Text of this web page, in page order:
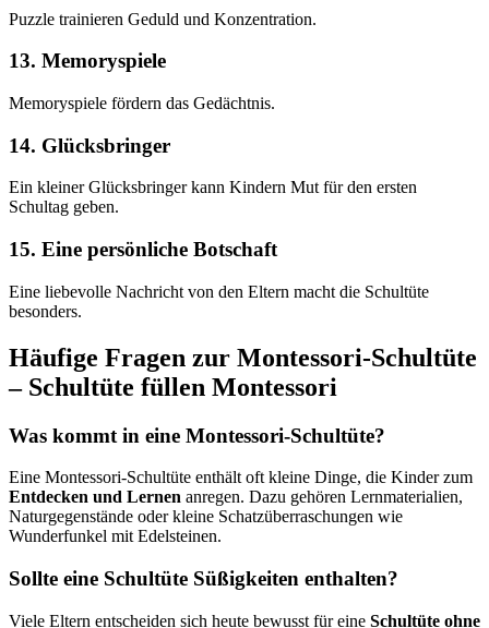
Puzzle trainieren Geduld und Konzentration.
13. Memoryspiele
Memoryspiele fördern das Gedächtnis.
14. Glücksbringer
Ein kleiner Glücksbringer kann Kindern Mut für den ersten
Schultag geben.
15. Eine persönliche Botschaft
Eine liebevolle Nachricht von den Eltern macht die Schultüte
besonders.
Häufige Fragen zur Montessori-Schultüte
– Schultüte füllen Montessori
Was kommt in eine Montessori-Schultüte?
Eine Montessori-Schultüte enthält oft kleine Dinge, die Kinder zum
Entdecken und Lernen anregen. Dazu gehören Lernmaterialien,
Naturgegenstände oder kleine Schatzüberraschungen wie
Wunderfunkel mit Edelsteinen.
Sollte eine Schultüte Süßigkeiten enthalten?
Viele Eltern entscheiden sich heute bewusst für eine Schultüte ohne